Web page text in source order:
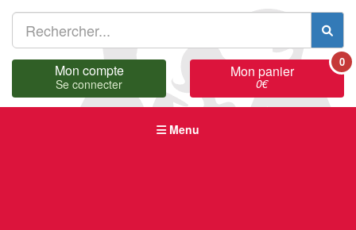
Mon compte
Se connecter
Mon panier
0€
0
Menu